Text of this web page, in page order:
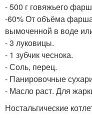
- 500 г говяжьего
-60% От объёма
вымоченной в воде
- 3 луковицы.
- 1 зубчик чеснока.
- Соль, перец.
- Панировочные
- Масло раст. Для
Ностальгические